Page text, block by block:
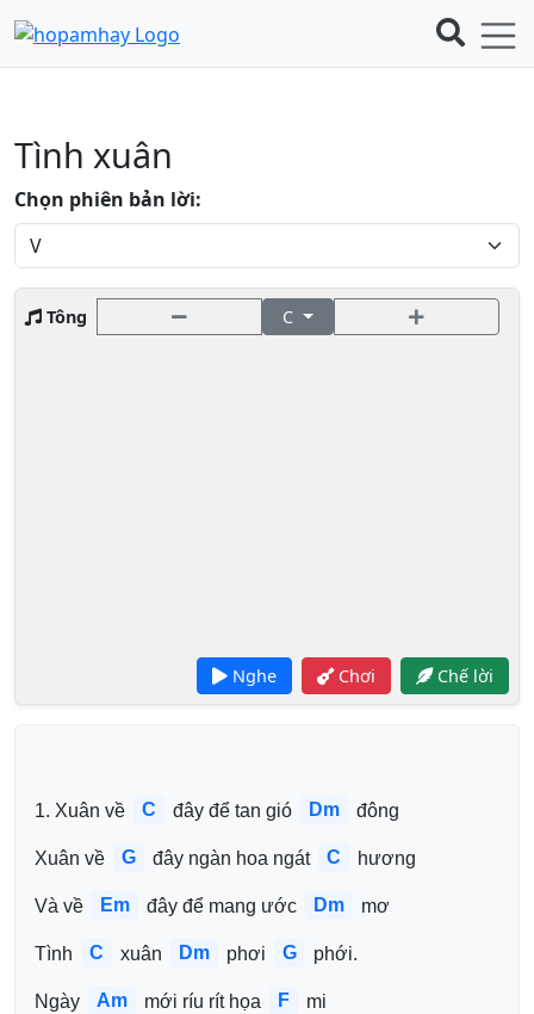
Tình xuân
Chọn phiên bản lời:
Tông C
Nghe Chơi Chế lời
1. Xuân về C đây để tan gió Dm đông
Xuân về G đây ngàn hoa ngát C hương
Và về Em đây để mang ước Dm mơ
Tình C xuân Dm phơi G phới.
Ngày Am mới ríu rít họa F mi